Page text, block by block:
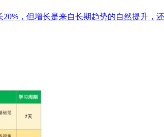
，但增长是来自长期趋势的自然提升，